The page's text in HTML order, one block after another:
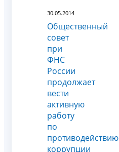
30.05.2014
Общественный
совет
при
ФНС
России
продолжает
вести
активную
работу
по
противодействию
коррупции